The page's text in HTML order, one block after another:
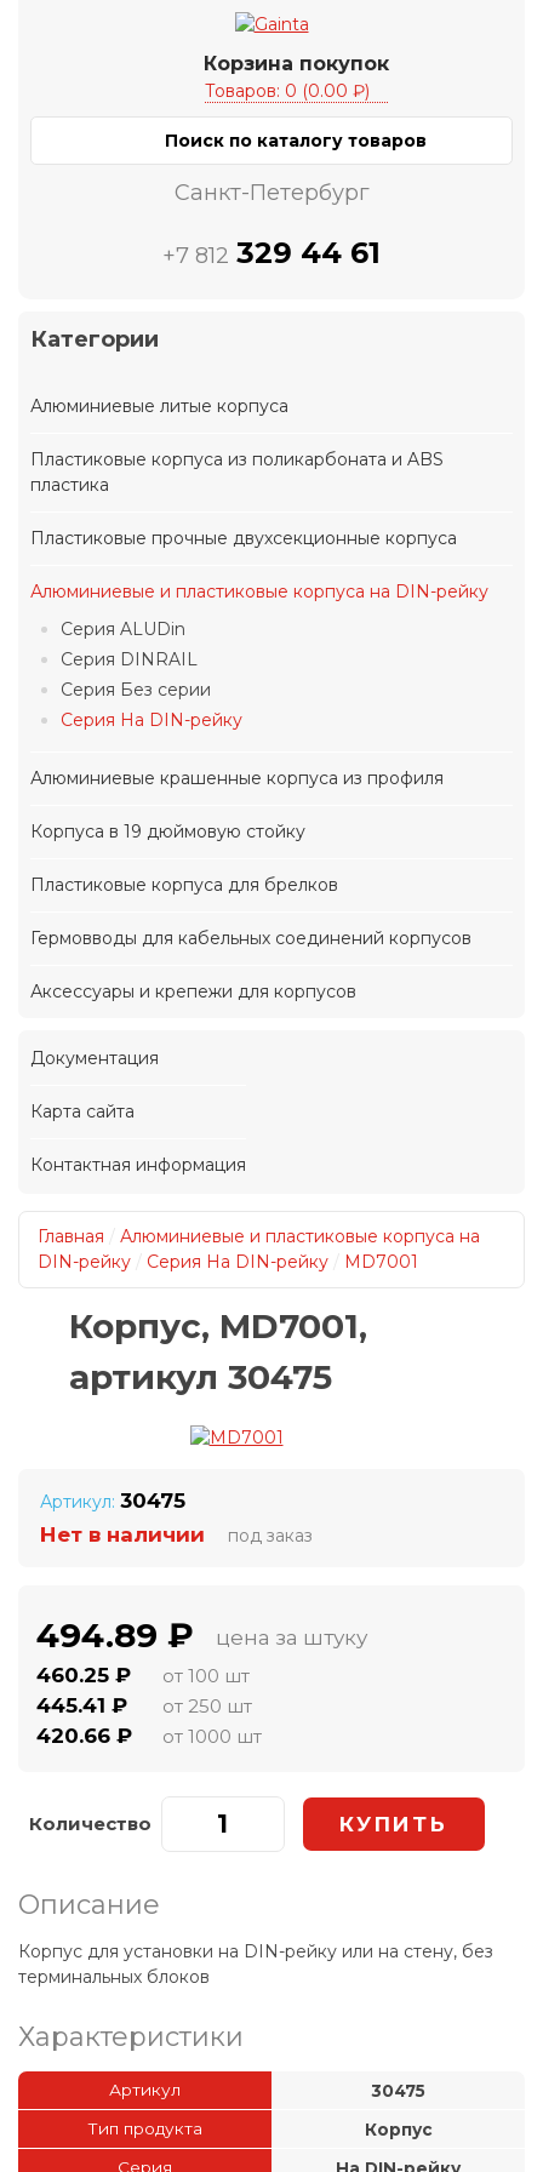
Корзина покупок
Товаров: 0 (0.00 ₽)
Санкт-Петербург
+7 812 329 44 61
Категории
Алюминиевые литые корпуса
Пластиковые корпуса из поликарбоната и ABS
пластика
Пластиковые прочные двухсекционные корпуса
Алюминиевые и пластиковые корпуса на DIN-рейку
Серия ALUDin
Серия DINRAIL
Серия Без серии
Серия На DIN-рейку
Алюминиевые крашенные корпуса из профиля
Корпуса в 19 дюймовую стойку
Пластиковые корпуса для брелков
Гермовводы для кабельных соединений корпусов
Аксессуары и крепежи для корпусов
Документация
Карта сайта
Контактная информация
Главная
Алюминиевые и пластиковые корпуса на
DIN-рейку
Серия На DIN-рейку MD7001
Корпус, MD7001,
артикул 30475
Артикул: 30475
Нет в наличии
под заказ
494.89 ₽
цена за штуку
460.25 ₽
от 100 шт
445.41 ₽ от 250 шт
420.66 ₽ от 1000 шт
Количество
Описание
Корпус для установки на DIN-рейку или на стену, без
терминальных блоков
Характеристики
Артикул
30475
Тип продукта
Корпус
Серия
На DIN-рейку